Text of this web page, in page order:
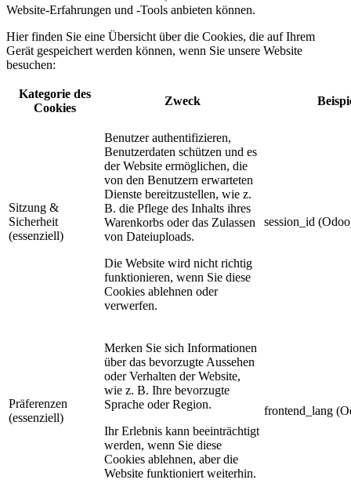
Website-Erfahrungen und -Tools anbieten können.
Hier finden Sie eine Übersicht über die Cookies, die auf Ihrem
Gerät gespeichert werden können, wenn Sie unsere Website
besuchen:
Kategorie des
Cookies
Zweck
Sitzung &
Sicherheit
(essenziell)
Benutzer authentifizieren,
Benutzerdaten schützen und es
der Website ermöglichen, die
von den Benutzern erwarteten
Dienste bereitzustellen, wie z.
B. die Pflege des Inhalts ihres
Warenkorbs oder das Zulassen
von Dateiuploads.
Die Website wird nicht richtig
funktionieren, wenn Sie diese
Cookies ablehnen oder
verwerfen.
session_id
Präferenzen
(essenziell)
Merken Sie sich Informationen
über das bevorzugte Aussehen
oder Verhalten der Website,
wie z. B. Ihre bevorzugte
Sprache oder Region.
Ihr Erlebnis kann beeinträchtigt
werden, wenn Sie diese
Cookies ablehnen, aber die
Website funktioniert weiterhin.
frontend_lang